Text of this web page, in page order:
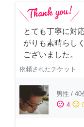
とても丁寧に対
がりも素晴らし
ございました。
依頼されたチケット
男性 / 40
sentiment_satisfied 4 sentiment_neutral